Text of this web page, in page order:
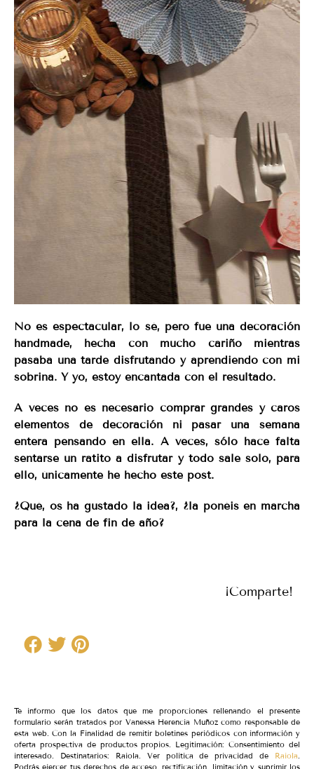
No es espectacular, lo sé, pero fue una decoración
handmade, hecha con mucho cariño mientras
pasaba una tarde disfrutando y aprendiendo con mi
sobrina. Y yo, estoy encantada con el resultado.
A veces no es necesario comprar grandes y caros
elementos de decoración ni pasar una semana
entera pensando en ella. A veces, sólo hace falta
sentarse un ratito a disfrutar y todo sale solo, para
ello, únicamente he hecho este post.
¿Qué, os ha gustado la idea?, ¿la ponéis en marcha
para la cena de fin de año?
¡Comparte!
Te informo que los datos que me proporciones rellenando el presente
formulario serán tratados por Vanessa Herencia Muñoz como responsable de
esta web. Con la Finalidad de remitir boletines periódicos con información y
oferta prospectiva de productos propios. Legitimación: Consentimiento del
interesado. Destinatarios: Raiola. Ver política de privacidad de Raiola.
Podrás ejercer tus derechos de acceso, rectificación, limitación y suprimir los